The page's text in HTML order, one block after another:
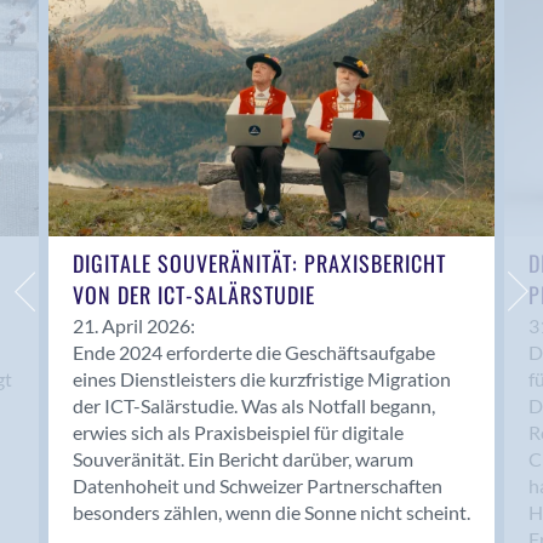
Anwil
Appenzell
Au SG
Baar
Baden
Balsthal
Balzers
Basel
Bassersdorf
Belp
Bendern
Benken (SG)
Bergdietikon
Berlin
Bern
Bern - Liebefeld
DIGITALE SOUVERÄNITÄT: PRAXISBERICHT
VON DER ICT-SALÄRSTUDIE
21. April 2026:
Ende 2024 erforderte die Geschäftsaufgabe
eines Dienstleisters die kurzfristige Migration
der ICT-Salärstudie. Was als Notfall begann,
erwies sich als Praxisbeispiel für digitale
Souveränität. Ein Bericht darüber, warum
Datenhoheit und Schweizer Partnerschaften
besonders zählen, wenn die Sonne nicht scheint.